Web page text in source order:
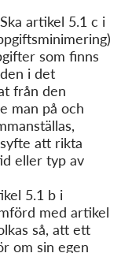
artikel 5.1 c i
som finns
i det
från den
man på och
att rikta
eller typ av
5.1 b i
med artikel
så, att ett
om sin egen